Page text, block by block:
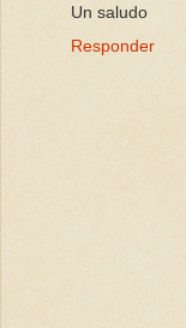
Un saludo
Responder